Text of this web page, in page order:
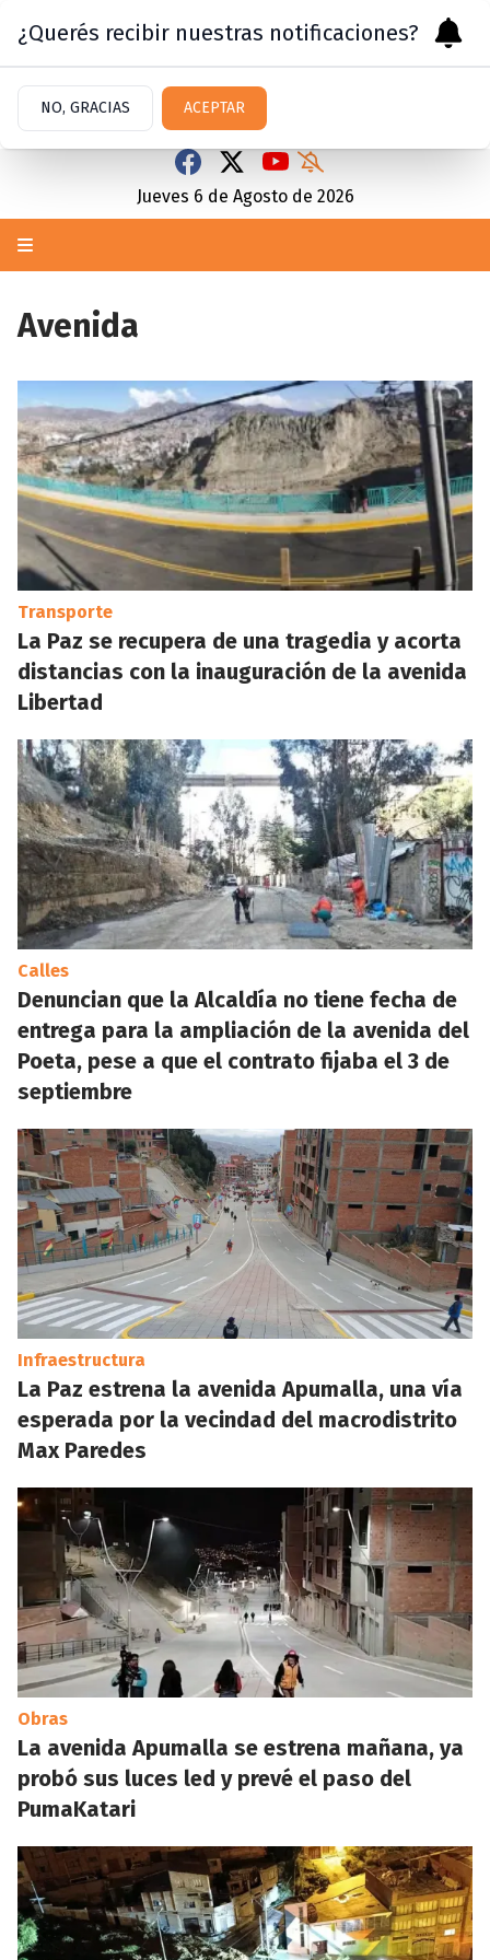
Jueves 6 de Agosto de 2026
Avenida
Transporte
La Paz se recupera de una tragedia y acorta
distancias con la inauguración de la avenida
Libertad
Calles
Denuncian que la Alcaldía no tiene fecha de
entrega para la ampliación de la avenida del
Poeta, pese a que el contrato fijaba el 3 de
septiembre
Infraestructura
La Paz estrena la avenida Apumalla, una vía
esperada por la vecindad del macrodistrito
Max Paredes
Obras
La avenida Apumalla se estrena mañana, ya
probó sus luces led y prevé el paso del
PumaKatari
¿Querés recibir nuestras notificaciones?
NO, GRACIAS ACEPTAR